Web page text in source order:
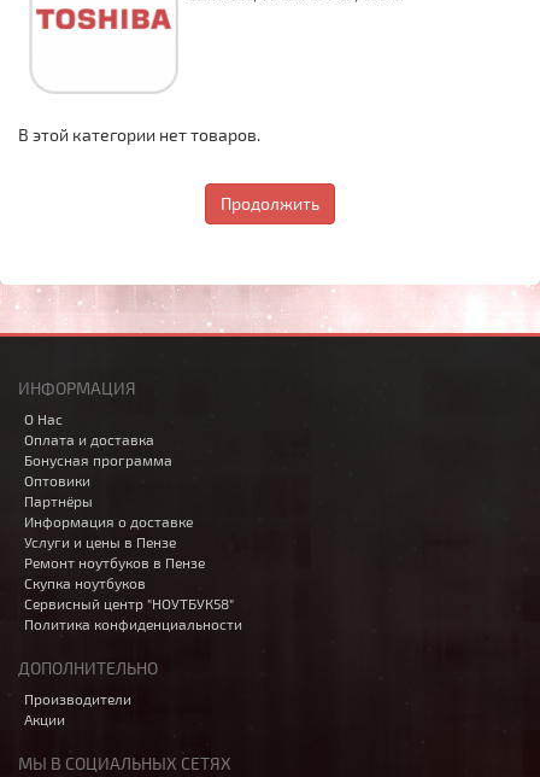
В этой категории нет товаров.
Продолжить
ИНФОРМАЦИЯ
О Нас
Оплата и доставка
Бонусная программа
Оптовики
Партнёры
Информация о доставке
Услуги и цены в Пензе
Ремонт ноутбуков в Пензе
Скупка ноутбуков
Сервисный центр "НОУТБУК58"
Политика конфиденциальности
ДОПОЛНИТЕЛЬНО
Производители
Акции
МЫ В СОЦИАЛЬНЫХ СЕТЯХ